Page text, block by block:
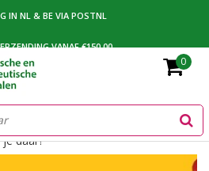
IN NL & BE VIA POSTNL
VANAF €150,00
BANCONTACT OF FACTUUR
0
daar?